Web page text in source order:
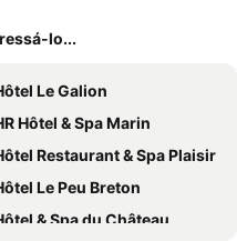
lo...
Le Galion
Hôtel & Spa Marin
Restaurant & Spa Plaisir
Le Peu Breton
& Spa du Château